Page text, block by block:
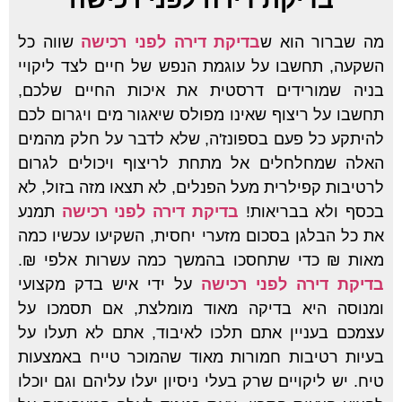
מה שברור הוא שבדיקת דירה לפני רכישה שווה כל
השקעה, תחשבו על עוגמת הנפש של חיים לצד ליקויי
בניה שמורידים דרסטית את איכות החיים שלכם,
תחשבו על ריצוף שאינו מפולס שיאגור מים ויגרום לכם
להיתקע כל פעם בספונז'ה, שלא לדבר על חלק מהמים
האלה שמחלחלים אל מתחת לריצוף ויכולים לגרום
לרטיבות קפילרית מעל הפנלים, לא תצאו מזה בזול, לא
בכסף ולא בבריאות! בדיקת דירה לפני רכישה תמנע
את כל הבלגן בסכום מזערי יחסית, השקיעו עכשיו כמה
מאות ₪ כדי שתחסכו בהמשך כמה עשרות אלפי ₪.
בדיקת דירה לפני רכישה על ידי איש בדק מקצועי
ומנוסה היא בדיקה מאוד מומלצת, אם תסמכו על
עצמכם בעניין אתם תלכו לאיבוד, אתם לא תעלו על
בעיות רטיבות חמורות מאוד שהמוכר טייח באמצעות
טיח. יש ליקויים שרק בעלי ניסיון יעלו עליהם וגם יוכלו